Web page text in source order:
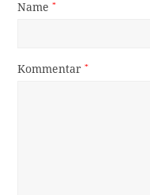
Name*
Kommentar*